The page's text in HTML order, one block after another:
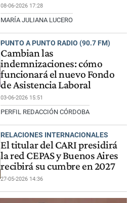
08-06-2026 17:28
MARÍA JULIANA LUCERO
PUNTO A PUNTO RADIO (90.7 FM)
Cambian las
indemnizaciones: cómo
funcionará el nuevo Fondo
de Asistencia Laboral
03-06-2026 15:51
PERFIL REDACCIÓN CÓRDOBA
RELACIONES INTERNACIONALES
El titular del CARI presidirá
la red CEPAS y Buenos Aires
recibirá su cumbre en 2027
27-05-2026 14:36